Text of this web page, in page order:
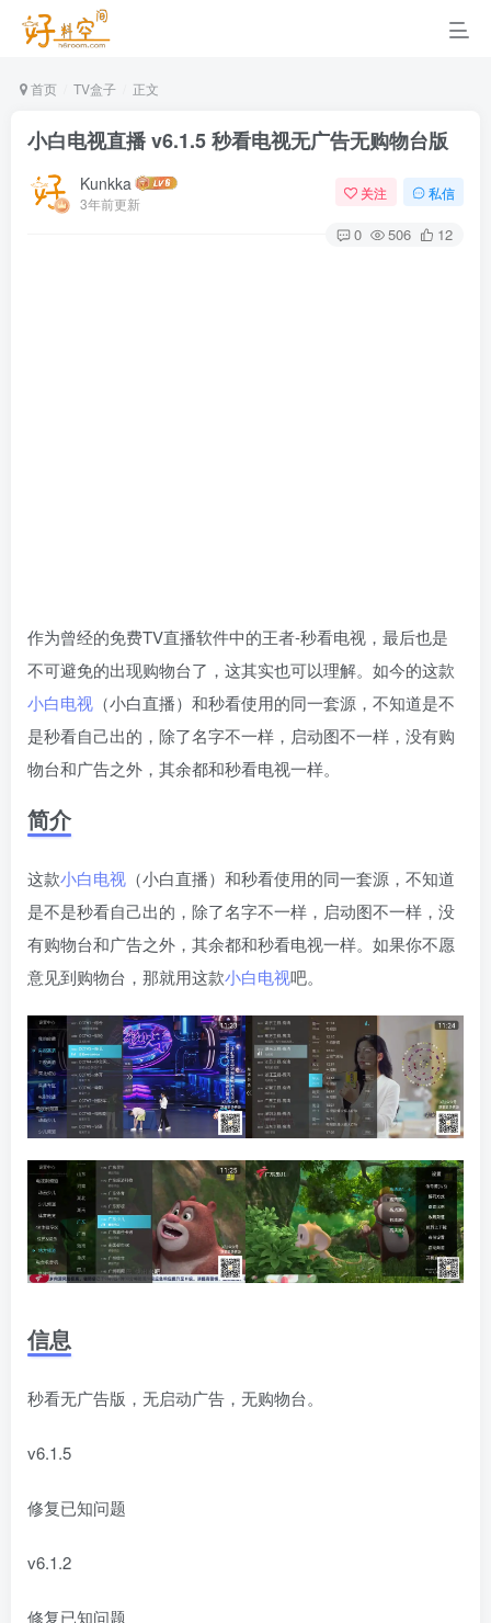
首页 TV盒子 正文
小白电视直播 v6.1.5 秒看电视无广告无购物台版
Kunkka
3年前更新
关注 私信
0 506 12
作为曾经的免费TV直播软件中的王者-秒看电视，最后也是
不可避免的出现购物台了，这其实也可以理解。如今的这款
小白电视 （小白直播）和秒看使用的同一套源，不知道是不
是秒看自己出的，除了名字不一样，启动图不一样，没有购
物台和广告之外，其余都和秒看电视一样。
简介
这款小白电视 （小白直播）和秒看使用的同一套源，不知道
是不是秒看自己出的，除了名字不一样，启动图不一样，没
有购物台和广告之外，其余都和秒看电视一样。如果你不愿
意见到购物台，那就用这款小白电视吧。
信息
秒看无广告版，无启动广告，无购物台。
v6.1.5
修复已知问题
v6.1.2
修复已知问题